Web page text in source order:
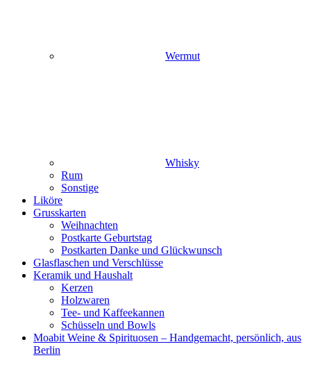
Wermut
Whisky
Rum
Sonstige
Liköre
Grusskarten
Weihnachten
Postkarte Geburtstag
Postkarten Danke und Glückwunsch
Glasflaschen und Verschlüsse
Keramik und Haushalt
Kerzen
Holzwaren
Tee- und Kaffeekannen
Schüsseln und Bowls
Moabit Weine & Spirituosen – Handgemacht, persönlich, aus
Berlin